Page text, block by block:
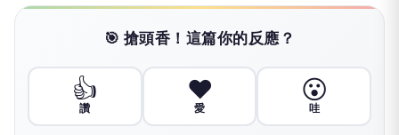
🎯 搶頭香！這篇你的反應？
👍
讚
❤️
愛
😮
哇